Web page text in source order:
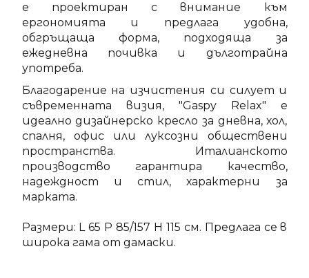
е проектиран с внимание към
ергономията и предлага удобна,
обгръщаща форма, подходяща за
ежедневна почивка и дълготрайна
употреба.
Благодарение на изчистения си силует и
съвременната визия, "Gaspy Relax" е
идеално дизайнерско кресло за дневна, хол,
спалня, офис или луксозни обществени
пространства. Италианското
производство гарантира качество,
надеждност и стил, характерни за
маркатa.
Размери: L 65 P 85/157 H 115 см. Предлага се в
широка гама от дамаски.